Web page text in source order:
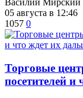
Василий Мирский
05 августа в 12:46
1057 0
Торговые
посетителей